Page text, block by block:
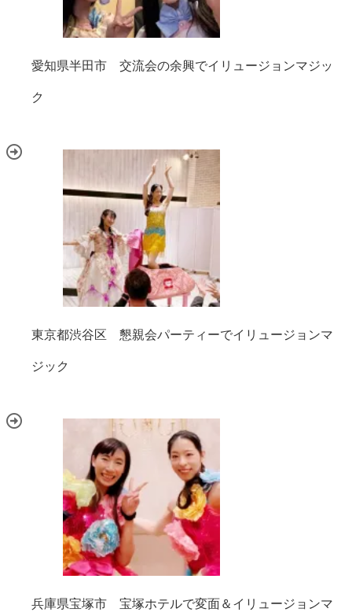
愛知県半田市 交流会の余興でイリュージョンマジッ
ク
東京都渋谷区 懇親会パーティーでイリュージョンマ
ジック
兵庫県宝塚市 宝塚ホテルで変面＆イリュージョンマ